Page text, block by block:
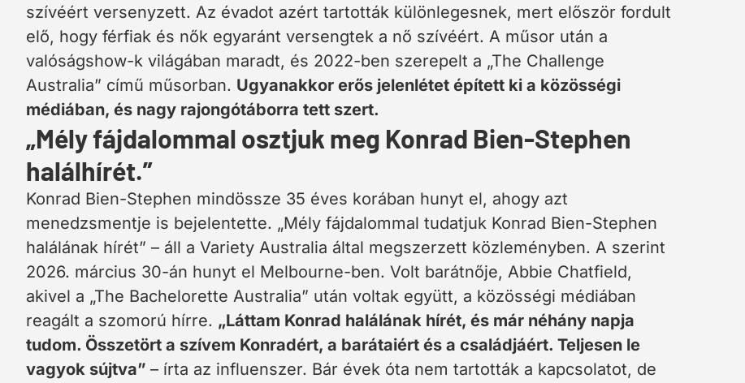
szívéért versenyzett. Az évadot azért tartották különlegesnek, mert először fordult
elő, hogy férfiak és nők egyaránt versengtek a nő szívéért. A műsor után a
valóságshow-k világában maradt, és 2022-ben szerepelt a „The Challenge
Australia” című műsorban. Ugyanakkor erős jelenlétet épített ki a közösségi
médiában, és nagy rajongótáborra tett szert.
„Mély fájdalommal osztjuk meg Konrad Bien-Stephen
halálhírét.”
Konrad Bien-Stephen mindössze 35 éves korában hunyt el, ahogy azt
menedzsmentje is bejelentette. „Mély fájdalommal tudatjuk Konrad Bien-Stephen
halálának hírét” – áll a Variety Australia által megszerzett közleményben. A szerint
2026. március 30-án hunyt el Melbourne-ben. Volt barátnője, Abbie Chatfield,
akivel a „The Bachelorette Australia” után voltak együtt, a közösségi médiában
reagált a szomorú hírre. „Láttam Konrad halálának hírét, és már néhány napja
tudom. Összetört a szívem Konradért, a barátaiért és a családjáért. Teljesen le
vagyok sújtva” – írta az influenszer. Bár évek óta nem tartották a kapcsolatot, de